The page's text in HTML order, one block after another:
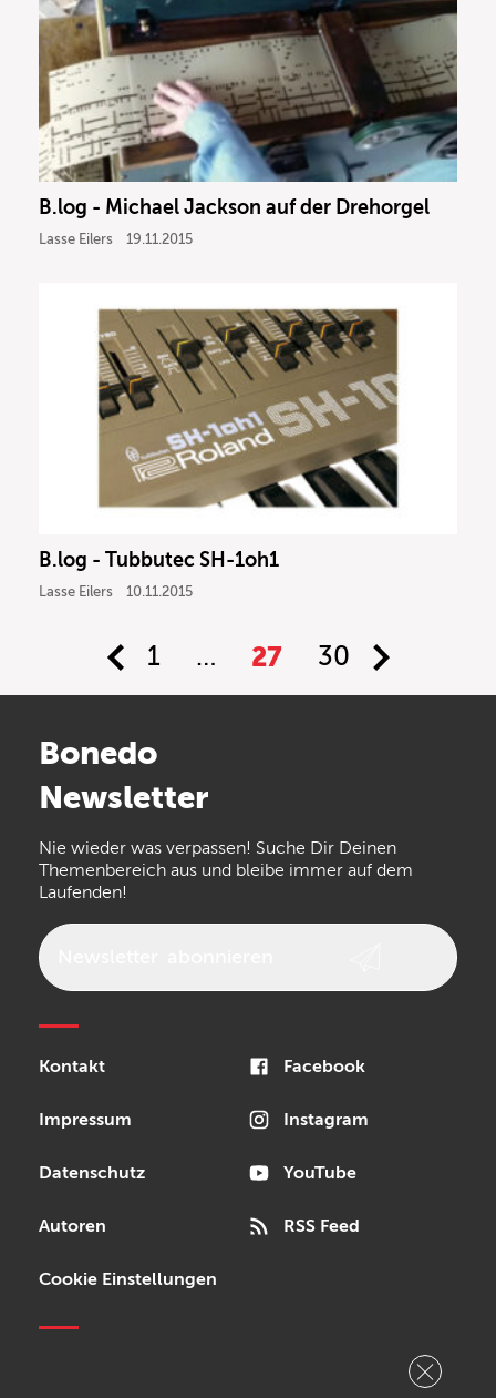
B.log - Michael Jackson auf der Drehorgel
Lasse Eilers 19.11.2015
B.log - Tubbutec SH-1oh1
Lasse Eilers 10.11.2015
1 … 27 30
Bonedo
Newsletter
Nie wieder was verpassen! Suche Dir Deinen
Themenbereich aus und bleibe immer auf dem
Laufenden!
Kontakt
Impressum
Datenschutz
Autoren
Cookie Einstellungen
Facebook
Instagram
YouTube
RSS Feed